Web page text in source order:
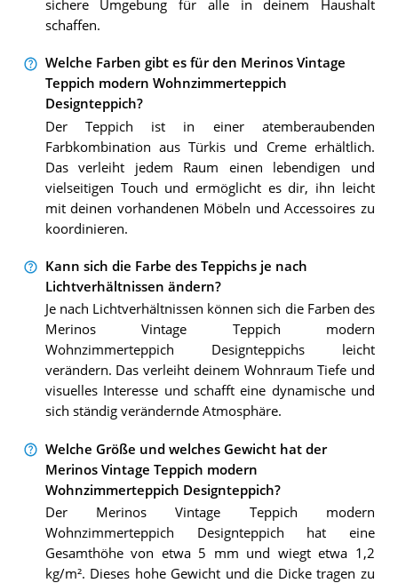
sichere Umgebung für alle in deinem Haushalt
schaffen.
Welche Farben gibt es für den Merinos Vintage
Teppich modern Wohnzimmerteppich
Designteppich?
Der Teppich ist in einer atemberaubenden
Farbkombination aus Türkis und Creme erhältlich.
Das verleiht jedem Raum einen lebendigen und
vielseitigen Touch und ermöglicht es dir, ihn leicht
mit deinen vorhandenen Möbeln und Accessoires zu
koordinieren.
Kann sich die Farbe des Teppichs je nach
Lichtverhältnissen ändern?
Je nach Lichtverhältnissen können sich die Farben des
Merinos Vintage Teppich modern
Wohnzimmerteppich Designteppichs leicht
verändern. Das verleiht deinem Wohnraum Tiefe und
visuelles Interesse und schafft eine dynamische und
sich ständig verändernde Atmosphäre.
Welche Größe und welches Gewicht hat der
Merinos Vintage Teppich modern
Wohnzimmerteppich Designteppich?
Der Merinos Vintage Teppich modern
Wohnzimmerteppich Designteppich hat eine
Gesamthöhe von etwa 5 mm und wiegt etwa 1,2
kg/m². Dieses hohe Gewicht und die Dicke tragen zu